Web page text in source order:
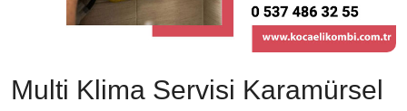
Multi Klima Servisi Karamürsel